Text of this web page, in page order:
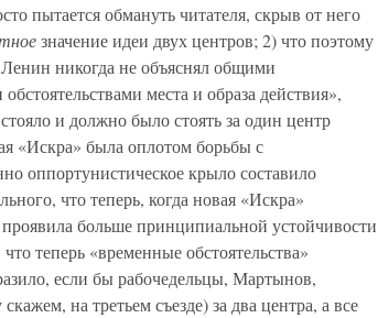
пытается обмануть читателя, скрыв от него
значение идеи двух центров; 2) что поэтому
никогда не объяснял общими
места и образа действия»,
стояло и должно было стоять за один центр
«Искра» была оплотом борьбы с
оппортунистическое крыло составило
что теперь, когда новая «Искра»
проявила больше принципиальной устойчивости
теперь «временные обстоятельства»
если бы рабочедельцы, Мартынов,
на третьем съезде) за два центра, а все